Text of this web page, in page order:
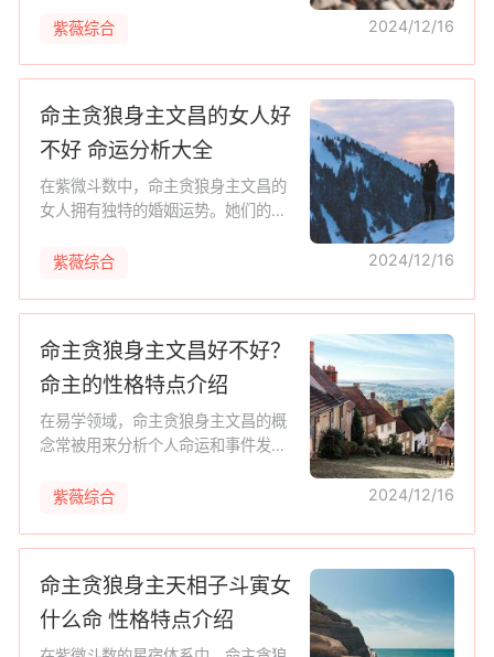
造八字的详细解读，揭示其命局中的
紫薇综合 2024/12/16
命主贪狼身主文昌的女人好
不好 命运分析大全
在紫微斗数中，命主贪狼身主文昌的
女人拥有独特的婚姻运势。她们的命
半的相貌、气质和原则性。本文将深
紫薇综合 2024/12/16
命主贪狼身主文昌好不好？
命主的性格特点介绍
在易学领域，命主贪狼身主文昌的概
念常被用来分析个人命运和事件发
例，探讨了如何运用这一概念来预测
紫薇综合 2024/12/16
命主贪狼身主天相子斗寅女
什么命 性格特点介绍